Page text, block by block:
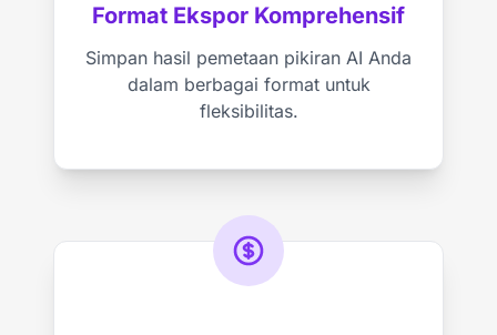
Format Ekspor Komprehensif
Simpan hasil pemetaan pikiran AI Anda
dalam berbagai format untuk
fleksibilitas.